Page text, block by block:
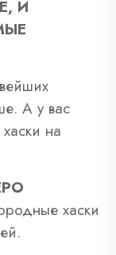
И
А у вас
на
хаски